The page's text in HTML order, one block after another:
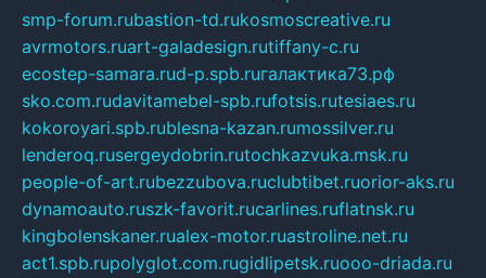
smp-forum.rubastion-td.rukosmoscreative.ru
avrmotors.ruart-galadesign.rutiffany-c.ru
ecostep-samara.rud-p.spb.ruгалактика73.рф
sko.com.rudavitamebel-spb.rufotsis.rutesiaes.ru
kokoroyari.spb.rublesna-kazan.rumossilver.ru
lenderoq.rusergeydobrin.rutochkazvuka.msk.ru
people-of-art.rubezzubova.ruclubtibet.ruorior-aks.ru
dynamoauto.ruszk-favorit.rucarlines.ruflatnsk.ru
kingbolenskaner.rualex-motor.ruastroline.net.ru
act1.spb.rupolyglot.com.rugidlipetsk.ruooo-driada.ru